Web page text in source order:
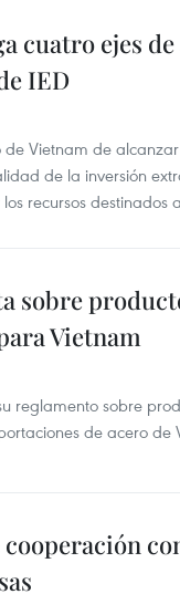
cuatro ejes
IED
de Vietnam de
de la inversión
recursos destinados
sobre
Vietnam
reglamento sobre
de acero de